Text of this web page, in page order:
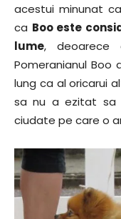
acestui minunat
ca Boo este
lume, deoarece
Pomeranianul Boo
lung ca al oricarui
sa nu a ezitat sa
ciudate pe care o